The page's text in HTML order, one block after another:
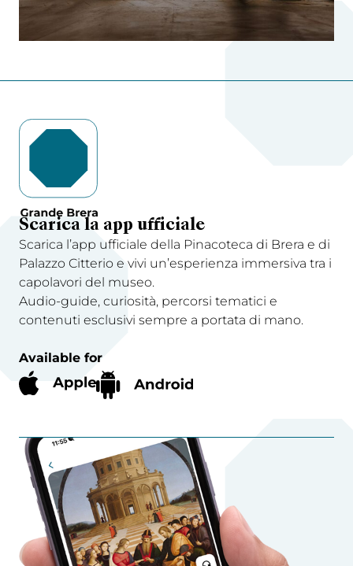
Scarica la app ufficiale
Scarica l’app ufficiale della Pinacoteca di Brera e di
Palazzo Citterio e vivi un’esperienza immersiva tra i
capolavori del museo.
Audio-guide, curiosità, percorsi tematici e
contenuti esclusivi sempre a portata di mano.
Available for